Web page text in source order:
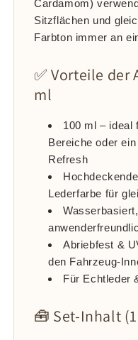
Cardamom)
Sitzflächen und
Farbton immer an
✅ Vorteile der
ml
100 ml – ideal
Bereiche oder
Refresh
Lederfarbe für
Abriebfest &
den Fahrzeug-
Für Echtleder
🧰 Set-Inhalt